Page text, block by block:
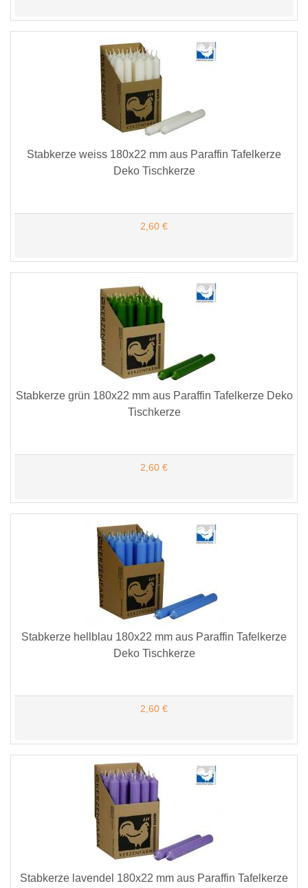
Stabkerze weiss 180x22 mm aus Paraffin Tafelkerze
Deko Tischkerze
2,60 €
Stabkerze grün 180x22 mm aus Paraffin Tafelkerze Deko
Tischkerze
2,60 €
Stabkerze hellblau 180x22 mm aus Paraffin Tafelkerze
Deko Tischkerze
2,60 €
Stabkerze lavendel 180x22 mm aus Paraffin Tafelkerze